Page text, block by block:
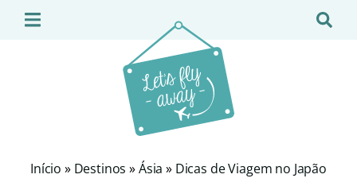
Início » Destinos »Ásia » Dicas de Viagem no Japão